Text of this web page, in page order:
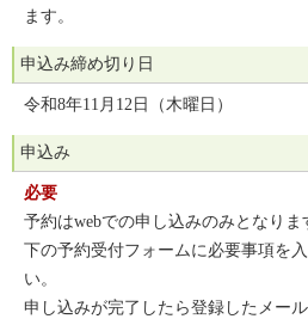
ます。
申込み締め切り日
令和8年11月12日（木曜日）
申込み
必要
予約はwebでの申し込みのみとなりま
下の予約受付フォームに必要事項を
い。
申し込みが完了したら登録したメー